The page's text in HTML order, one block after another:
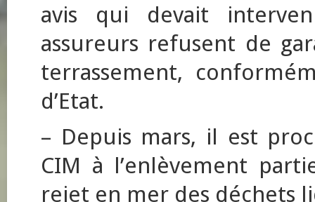
avis qui devait
assureurs refusent de
terrassement,
d’Etat.
– Depuis mars, il est
CIM à l’enlèvement
rejet en mer des déchets